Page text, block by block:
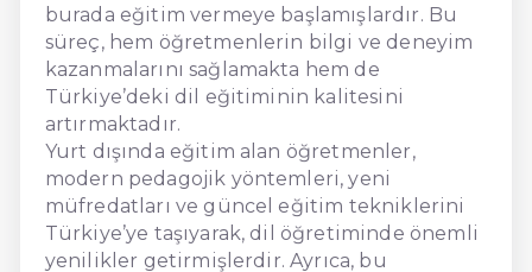
burada eğitim vermeye başlamışlardır. Bu
süreç, hem öğretmenlerin bilgi ve deneyim
kazanmalarını sağlamakta hem de
Türkiye’deki dil eğitiminin kalitesini
artırmaktadır.
Yurt dışında eğitim alan öğretmenler,
modern pedagojik yöntemleri, yeni
müfredatları ve güncel eğitim tekniklerini
Türkiye’ye taşıyarak, dil öğretiminde önemli
yenilikler getirmişlerdir. Ayrıca, bu